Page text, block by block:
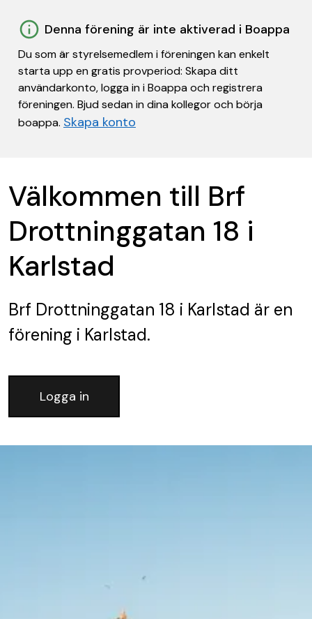
Denna förening är inte aktiverad i Boappa
Du som är styrelsemedlem i föreningen kan enkelt
starta upp en gratis provperiod: Skapa ditt
användarkonto, logga in i Boappa och registrera
föreningen. Bjud sedan in dina kollegor och börja
boappa. Skapa konto
Välkommen till Brf
Drottninggatan 18 i
Karlstad
Brf Drottninggatan 18 i Karlstad är en
förening i Karlstad.
Logga in